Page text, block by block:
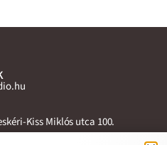
Kiss Miklós utca 100.